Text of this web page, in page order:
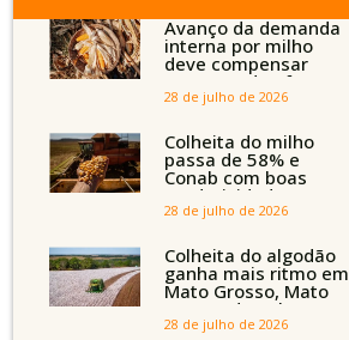
Avanço da demanda
interna por milho
deve compensar
aumento da oferta
com safra recorde
aponta Imea
28 de julho de 2026
Colheita do milho
passa de 58% e
Conab com boas
produtividades em
Mato Grosso, mas
Tocantins, Maranhão
e Piauí
28 de julho de 2026
Colheita do algodão
ganha mais ritmo em
Mato Grosso, Mato
Grosso do Sul e
Maranhão
28 de julho de 2026